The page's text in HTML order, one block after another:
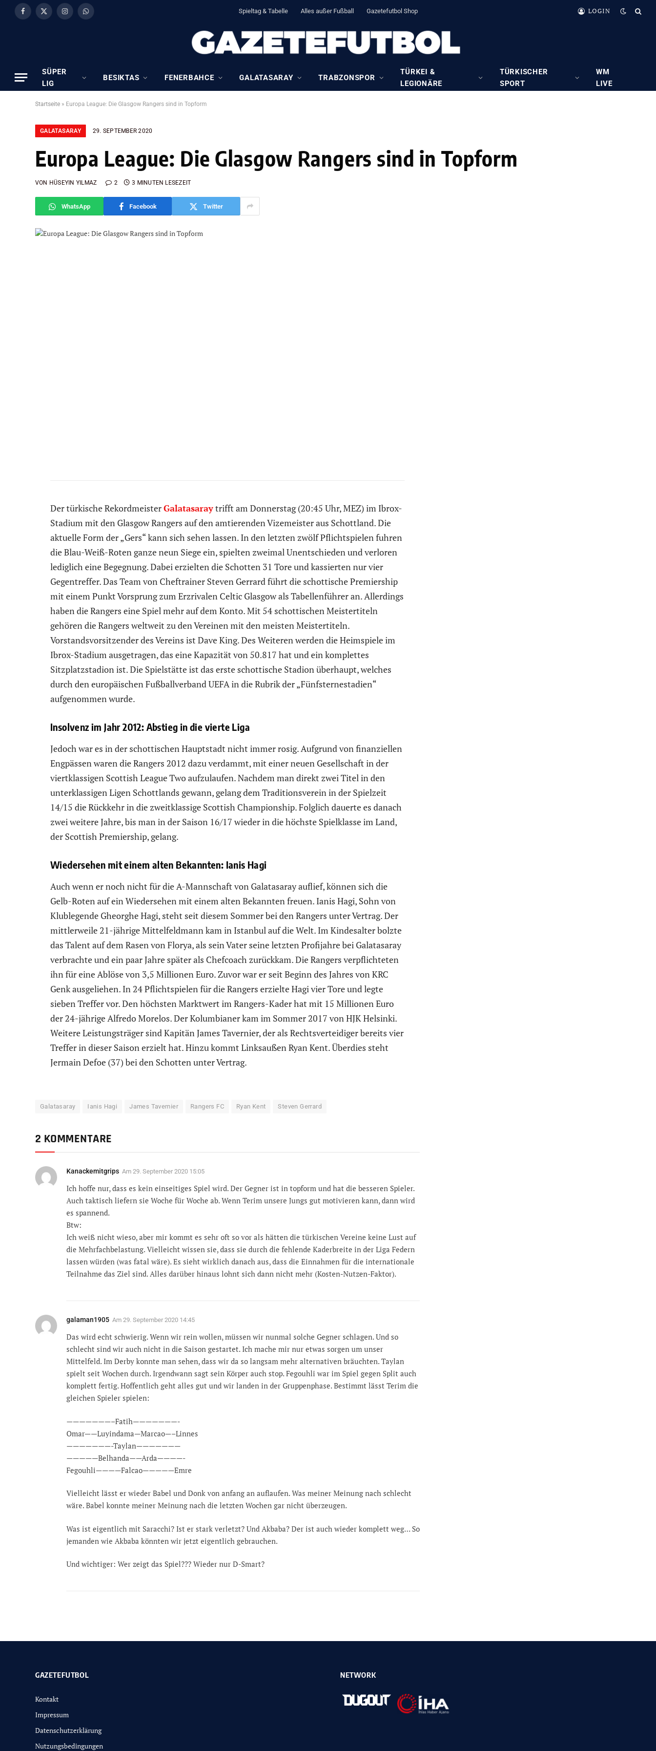
Facebook
X
InstagramWhatsApp Spieltag & Tabelle Alles außer Fußball Gazetefutbol Shop LOGIN
SÜPER
LIG
BESIKTAS FENERBAHCE GALATASARAY TRABZONSPOR
TÜRKEI &
LEGIONÄRE
TÜRKISCHER
SPORT
WM
LIVE
Startseite » Europa League: Die Glasgow Rangers sind in Topform
GALATASARAY 29. SEPTEMBER 2020
Europa League: Die Glasgow Rangers sind in Topform
VON HÜSEYIN YILMAZ 2 3 MINUTEN LESEZEIT
WhatsApp Facebook Twitter
Der türkische RekordmeisterGalatasaraytrifft am Donnerstag (20:45 Uhr, MEZ) im Ibrox-
Stadium mit den Glasgow Rangers auf den amtierenden Vizemeister aus Schottland. Die
aktuelle Form der „Gers“ kann sich sehen lassen. In den letzten zwölf Pflichtspielen fuhren
die Blau-Weiß-Roten ganze neun Siege ein, spielten zweimal Unentschieden und verloren
lediglich eine Begegnung. Dabei erzielten die Schotten 31 Tore und kassierten nur vier
Gegentreffer. Das Team von Cheftrainer Steven Gerrard führt die schottische Premiership
mit einem Punkt Vorsprung zum Erzrivalen Celtic Glasgow als Tabellenführer an. Allerdings
haben die Rangers eine Spiel mehr auf dem Konto. Mit 54 schottischen Meistertiteln
gehören die Rangers weltweit zu den Vereinen mit den meisten Meistertiteln.
Vorstandsvorsitzender des Vereins ist Dave King. Des Weiteren werden die Heimspiele im
Ibrox-Stadium ausgetragen, das eine Kapazität von 50.817 hat und ein komplettes
Sitzplatzstadion ist. Die Spielstätte ist das erste schottische Stadion überhaupt, welches
durch den europäischen Fußballverband UEFA in die Rubrik der „Fünfsternestadien“
aufgenommen wurde.
Insolvenz im Jahr 2012: Abstieg in die vierte Liga
Jedoch war es in der schottischen Hauptstadt nicht immer rosig. Aufgrund von finanziellen
Engpässen waren die Rangers 2012 dazu verdammt, mit einer neuen Gesellschaft in der
viertklassigen Scottish League Two aufzulaufen. Nachdem man direkt zwei Titel in den
unterklassigen Ligen Schottlands gewann, gelang dem Traditionsverein in der Spielzeit
14/15 die Rückkehr in die zweitklassige Scottish Championship. Folglich dauerte es danach
zwei weitere Jahre, bis man in der Saison 16/17 wieder in die höchste Spielklasse im Land,
der Scottish Premiership, gelang.
Wiedersehen mit einem alten Bekannten: Ianis Hagi
Auch wenn er noch nicht für die A-Mannschaft von Galatasaray auflief, können sich die
Gelb-Roten auf ein Wiedersehen mit einem alten Bekannten freuen. Ianis Hagi, Sohn von
Klublegende Gheorghe Hagi, steht seit diesem Sommer bei den Rangers unter Vertrag. Der
mittlerweile 21-jährige Mittelfeldmann kam in Istanbul auf die Welt. Im Kindesalter bolzte
das Talent auf dem Rasen von Florya, als sein Vater seine letzten Profijahre bei Galatasaray
verbrachte und ein paar Jahre später als Chefcoach zurückkam. Die Rangers verpflichteten
ihn für eine Ablöse von 3,5 Millionen Euro. Zuvor war er seit Beginn des Jahres von KRC
Genk ausgeliehen. In 24 Pflichtspielen für die Rangers erzielte Hagi vier Tore und legte
sieben Treffer vor. Den höchsten Marktwert im Rangers-Kader hat mit 15 Millionen Euro
der 24-jährige Alfredo Morelos. Der Kolumbianer kam im Sommer 2017 von HJK Helsinki.
Weitere Leistungsträger sind Kapitän James Tavernier, der als Rechtsverteidiger bereits vier
Treffer in dieser Saison erzielt hat. Hinzu kommt Linksaußen Ryan Kent. Überdies steht
Jermain Defoe (37) bei den Schotten unter Vertrag.
Galatasaray Ianis Hagi James Tavernier Rangers FC Ryan Kent Steven Gerrard
2 KOMMENTARE
Kanackemitgrips Am 29. September 2020 15:05
Ich hoffe nur, dass es kein einseitiges Spiel wird. Der Gegner ist in topform und hat die besseren Spieler.
Auch taktisch liefern sie Woche für Woche ab. Wenn Terim unsere Jungs gut motivieren kann, dann wird
es spannend.
Btw:
Ich weiß nicht wieso, aber mir kommt es sehr oft so vor als hätten die türkischen Vereine keine Lust auf
die Mehrfachbelastung. Vielleicht wissen sie, dass sie durch die fehlende Kaderbreite in der Liga Federn
lassen würden (was fatal wäre). Es sieht wirklich danach aus, dass die Einnahmen für die internationale
Teilnahme das Ziel sind. Alles darüber hinaus lohnt sich dann nicht mehr (Kosten-Nutzen-Faktor).
galaman1905 Am 29. September 2020 14:45
Das wird echt schwierig. Wenn wir rein wollen, müssen wir nunmal solche Gegner schlagen. Und so
schlecht sind wir auch nicht in die Saison gestartet. Ich mache mir nur etwas sorgen um unser
Mittelfeld. Im Derby konnte man sehen, dass wir da so langsam mehr alternativen bräuchten. Taylan
spielt seit Wochen durch. Irgendwann sagt sein Körper auch stop. Fegouhli war im Spiel gegen Split auch
komplett fertig. Hoffentlich geht alles gut und wir landen in der Gruppenphase. Bestimmt lässt Terim die
gleichen Spieler spielen:
———————–Fatih———————-
Omar——Luyindama—Marcao—–Linnes
———————-Taylan———————
—————Belhanda——Arda————-
Fegouhli————Falcao—————Emre
Vielleicht lässt er wieder Babel und Donk von anfang an auflaufen. Was meiner Meinung nach schlecht
wäre. Babel konnte meiner Meinung nach die letzten Wochen gar nicht überzeugen.
Was ist eigentlich mit Saracchi? Ist er stark verletzt? Und Akbaba? Der ist auch wieder komplett weg… So
jemanden wie Akbaba könnten wir jetzt eigentlich gebrauchen.
Und wichtiger: Wer zeigt das Spiel??? Wieder nur D-Smart?
GAZETEFUTBOL
Kontakt
Impressum
Datenschutzerklärung
Nutzungsbedingungen
NETWORK